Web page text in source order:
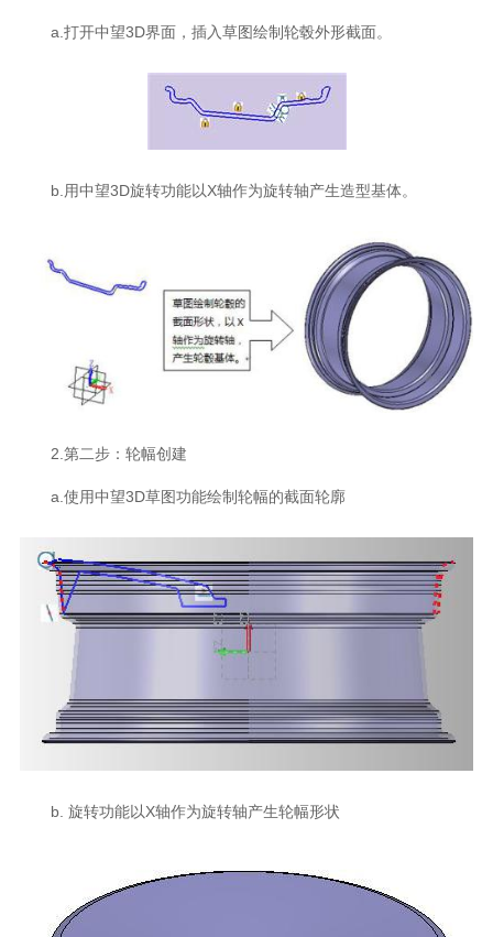
a.打开中望3D界面，插入草图绘制轮毂外形截面。
b.用中望3D旋转功能以X轴作为旋转轴产生造型基体。
2.第二步：轮幅创建
a.使用中望3D草图功能绘制轮幅的截面轮廓
b. 旋转功能以X轴作为旋转轴产生轮幅形状